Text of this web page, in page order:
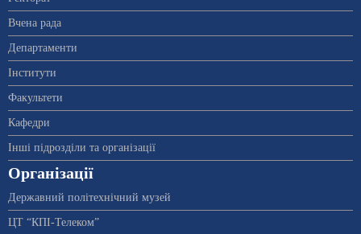
Вчена рада
Департаменти
Інститути
Факультети
Кафедри
Інші підрозділи та організації
Організації
Державний політехнічний музей
ЦТ “КПІ-Телеком”